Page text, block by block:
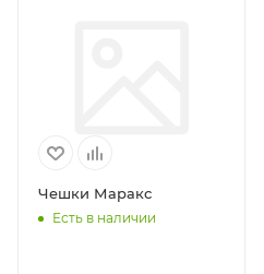
Чешки Маракс
Есть в наличии